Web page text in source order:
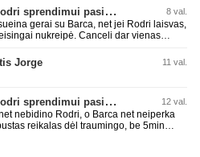
Barcos ir Rodri ateina ne pas juos, vėl
vyriškai priimkit tuos pralaimėjimus
Paaiškėjo, kas turėjo įtakos Rodri sprendimui pasirinkti Barselonos pusę 8 val.
gerai su Barca, net jei Rodri laisvas,
nukreipė. Canceli dar vienas
Jorge 11 val.
Paaiškėjo, kas turėjo įtakos Rodri sprendimui pasirinkti Barselonos pusę 12 val.
nebidino Rodri, o Barca net neiperka
reikalas dėl traumingo, be 5min